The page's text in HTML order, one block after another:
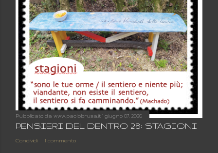
Pubblicato da www.paolobrusa.it giugno 07, 2026
PENSIERI DEL DENTRO 28: STAGIONI
Condividi 1 commento